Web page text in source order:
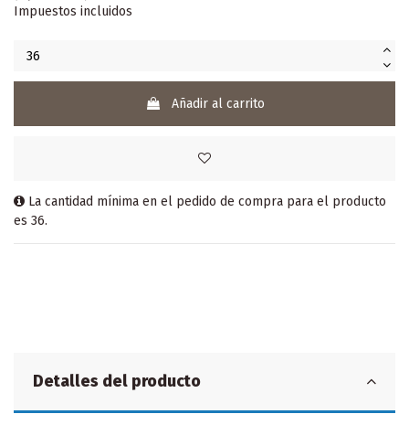
Impuestos incluidos
Añadir al carrito
La cantidad mínima en el pedido de compra para el producto
es 36.
Detalles del producto